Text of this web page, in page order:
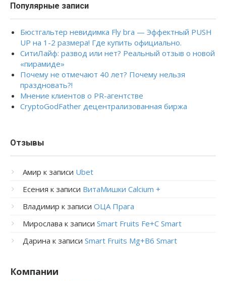
Популярные записи
Бюстгальтер невидимка Fly bra — Эффектный PUSH
UP на 1-2 размера! Где купить официально.
СитиЛайф: развод или нет? Реальный отзыв о новой
«пирамиде»
Почему не отмечают 40 лет? Почему нельзя
праздновать?!
Мнение клиентов о PR-агентстве
CryptoGodFather децентрализованная биржа
Отзывы
Амир к записи Ubet
Есения к записи ВитаМишки Calcium +
Владимир к записи ОЦА Прага
Мирослава к записи Smart Fruits Fe+C Smart
Дарина к записи Smart Fruits Mg+B6 Smart
Компании